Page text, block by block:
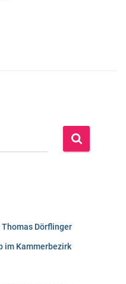
Dörflinger
im Kammerbezirk